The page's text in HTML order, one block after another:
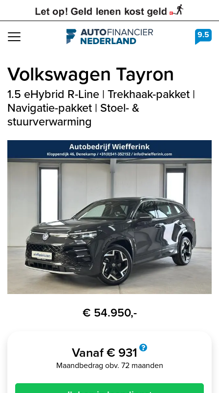
Navigation 9.5
Volkswagen Tayron
1.5 eHybrid R-Line | Trekhaak-pakket |
Navigatie-pakket | Stoel- &
stuurverwarming
€ 54.950,-
Vanaf € 931
Maandbedrag obv. 72 maanden